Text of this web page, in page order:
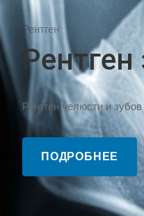
Рентген
Рентген челюсти и
ПОДРОБНЕЕ